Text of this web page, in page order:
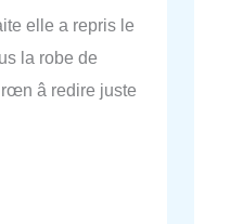
elle a repris le
la robe de
â redire juste